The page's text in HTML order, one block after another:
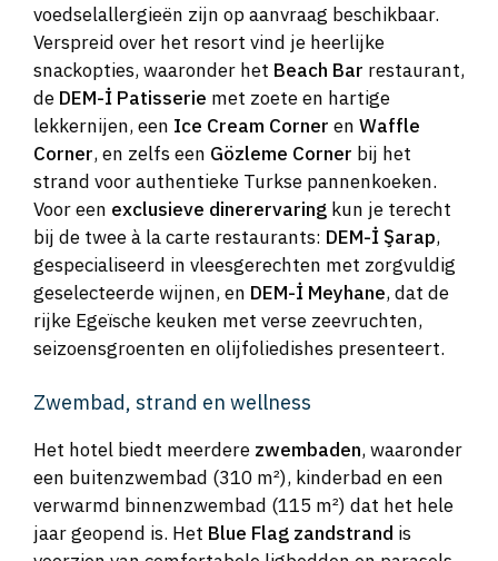
voedselallergieën zijn op aanvraag beschikbaar.
Verspreid over het resort vind je heerlijke
snackopties, waaronder het Beach Bar restaurant,
de DEM-İ Patisserie met zoete en hartige
lekkernijen, een Ice Cream Corner en Waffle
Corner, en zelfs een Gözleme Corner bij het
strand voor authentieke Turkse pannenkoeken.
Voor een exclusieve dinerervaring kun je terecht
bij de twee à la carte restaurants: DEM-İ Şarap,
gespecialiseerd in vleesgerechten met zorgvuldig
geselecteerde wijnen, en DEM-İ Meyhane, dat de
rijke Egeïsche keuken met verse zeevruchten,
seizoensgroenten en olijfoliedishes presenteert.
Zwembad, strand en wellness
Het hotel biedt meerdere zwembaden, waaronder
een buitenzwembad (310 m²), kinderbad en een
verwarmd binnenzwembad (115 m²) dat het hele
jaar geopend is. Het Blue Flag zandstrand is